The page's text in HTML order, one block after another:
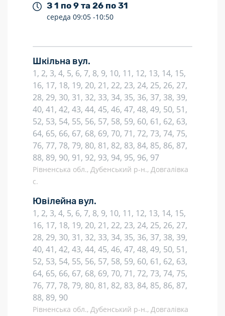
З 1 по 9 та 26 по 31
середа 09:05 -10:50
Шкільна вул.
1, 2, 3, 4, 5, 6, 7, 8, 9, 10, 11, 12, 13, 14, 15,
16, 17, 18, 19, 20, 21, 22, 23, 24, 25, 26, 27,
28, 29, 30, 31, 32, 33, 34, 35, 36, 37, 38, 39,
40, 41, 42, 43, 44, 45, 46, 47, 48, 49, 50, 51,
52, 53, 54, 55, 56, 57, 58, 59, 60, 61, 62, 63,
64, 65, 66, 67, 68, 69, 70, 71, 72, 73, 74, 75,
76, 77, 78, 79, 80, 81, 82, 83, 84, 85, 86, 87,
88, 89, 90, 91, 92, 93, 94, 95, 96, 97
Рівненська обл., Дубенський р-н., Довгалівка
с.
Ювілейна вул.
1, 2, 3, 4, 5, 6, 7, 8, 9, 10, 11, 12, 13, 14, 15,
16, 17, 18, 19, 20, 21, 22, 23, 24, 25, 26, 27,
28, 29, 30, 31, 32, 33, 34, 35, 36, 37, 38, 39,
40, 41, 42, 43, 44, 45, 46, 47, 48, 49, 50, 51,
52, 53, 54, 55, 56, 57, 58, 59, 60, 61, 62, 63,
64, 65, 66, 67, 68, 69, 70, 71, 72, 73, 74, 75,
76, 77, 78, 79, 80, 81, 82, 83, 84, 85, 86, 87,
88, 89, 90
Рівненська обл., Дубенський р-н., Довгалівка